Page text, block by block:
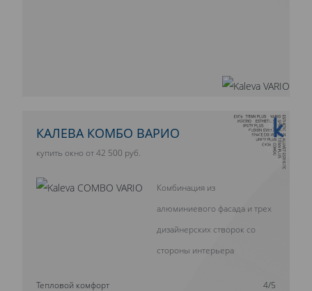
10 ЛЕТ ГАРАНТИИ
КАЛЕВА КОМБО ВАРИО
купить окно от 42 500 руб.
Комбинация из
алюминиевого фасада и трех
дизайнерских створок со
стороны интерьера
Тепловой комфорт 4/5